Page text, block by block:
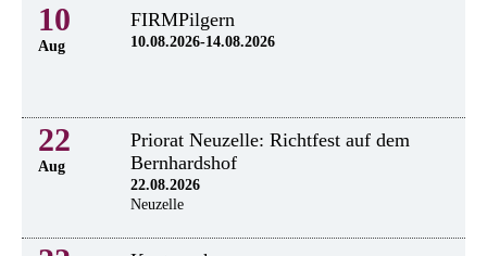
10
Aug
FIRMPilgern
10.08.2026-14.08.2026
22
Aug
Priorat Neuzelle: Richtfest auf dem
Bernhardshof
22.08.2026
Neuzelle